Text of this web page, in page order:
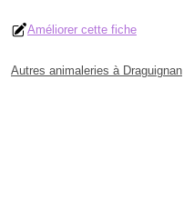
Améliorer cette fiche
Autres animaleries à Draguignan